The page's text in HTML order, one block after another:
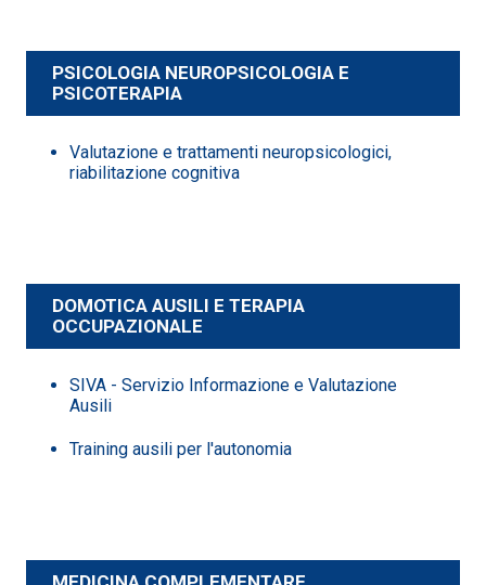
PSICOLOGIA NEUROPSICOLOGIA E
PSICOTERAPIA
Valutazione e trattamenti neuropsicologici,
riabilitazione cognitiva
DOMOTICA AUSILI E TERAPIA
OCCUPAZIONALE
SIVA - Servizio Informazione e Valutazione
Ausili
Training ausili per l'autonomia